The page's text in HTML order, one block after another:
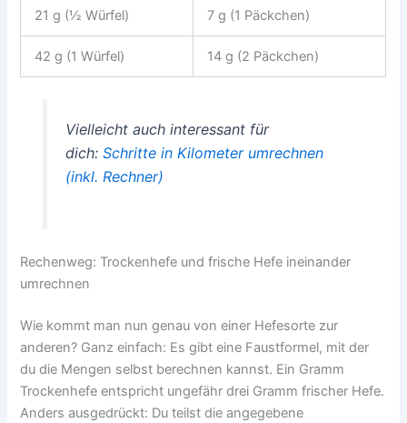
21 g (½ Würfel) 7 g (1 Päckchen)
42 g (1 Würfel) 14 g (2 Päckchen)
Vielleicht auch interessant für
dich: Schritte in Kilometer umrechnen
(inkl. Rechner)
Rechenweg: Trockenhefe und frische Hefe ineinander
umrechnen
Wie kommt man nun genau von einer Hefesorte zur
anderen? Ganz einfach: Es gibt eine Faustformel, mit der
du die Mengen selbst berechnen kannst. Ein Gramm
Trockenhefe entspricht ungefähr drei Gramm frischer Hefe.
Anders ausgedrückt: Du teilst die angegebene